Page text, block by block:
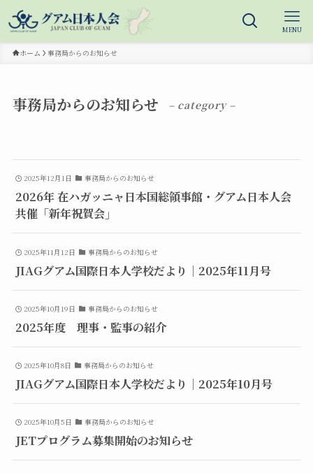
MENU
ホーム 事務局からのお知らせ
事務局からのお知らせ – category –
2025年12月1日 事務局からのお知らせ
2026年 在ハガッニャ日本国総領事館・グアム日本人会
共催「新年祝賀会」
2025年11月12日 事務局からのお知らせ
JIAGグアム国際日本人学校だより｜2025年11月号
2025年10月19日 事務局からのお知らせ
2025年度 理事・監事の紹介
2025年10月8日 事務局からのお知らせ
JIAGグアム国際日本人学校だより｜2025年10月号
2025年10月5日 事務局からのお知らせ
JETプログラム募集開始のお知らせ